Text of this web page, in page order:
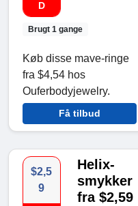
D
Brugt 1 gange
Køb disse mave-ringe
fra $4,54 hos
Ouferbodyjewelry.
Få tilbud
$2,5
9
Helix-
smykker
fra $2,59